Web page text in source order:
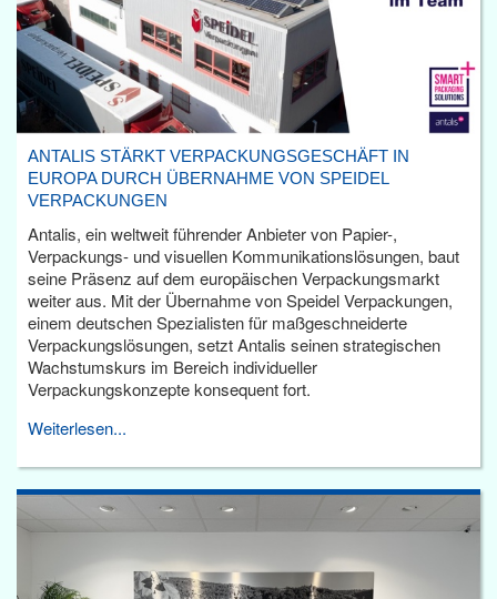
ANTALIS STÄRKT VERPACKUNGSGESCHÄFT IN
EUROPA DURCH ÜBERNAHME VON SPEIDEL
VERPACKUNGEN
Antalis, ein weltweit führender Anbieter von Papier-,
Verpackungs- und visuellen Kommunikationslösungen, baut
seine Präsenz auf dem europäischen Verpackungsmarkt
weiter aus. Mit der Übernahme von Speidel Verpackungen,
einem deutschen Spezialisten für maßgeschneiderte
Verpackungslösungen, setzt Antalis seinen strategischen
Wachstumskurs im Bereich individueller
Verpackungskonzepte konsequent fort.
Weiterlesen...